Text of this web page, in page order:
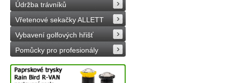
Údržba trávníků
Vřetenové sekačky ALLETT
Vybavení golfových hřišť
Pomůcky pro profesionály